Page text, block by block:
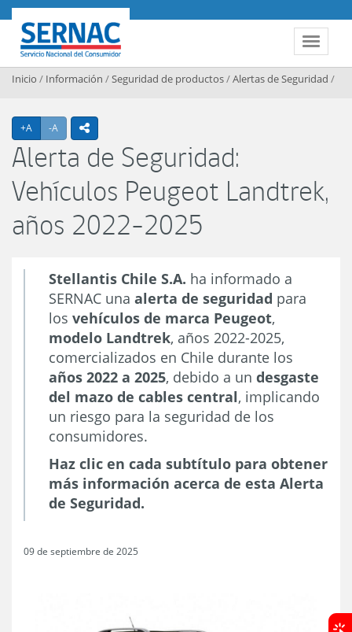
Contenido principal
Toggle
SERNAC
Inicio / Información /Seguridad de productos/Alertas de Seguridad /
+A Agrandar texto
-A Achicar textoicono compartir
Alerta de Seguridad:
Vehículos Peugeot Landtrek,
años 2022-2025
Stellantis Chile S.A. ha informado a
SERNAC una alerta de seguridad para
los vehículos de marca Peugeot,
modelo Landtrek, años 2022-2025,
comercializados en Chile durante los
años 2022 a 2025, debido a un desgaste
del mazo de cables central, implicando
un riesgo para la seguridad de los
consumidores.
Haz clic en cada subtítulo para obtener
más información acerca de esta Alerta
de Seguridad.
09 de septiembre de 2025